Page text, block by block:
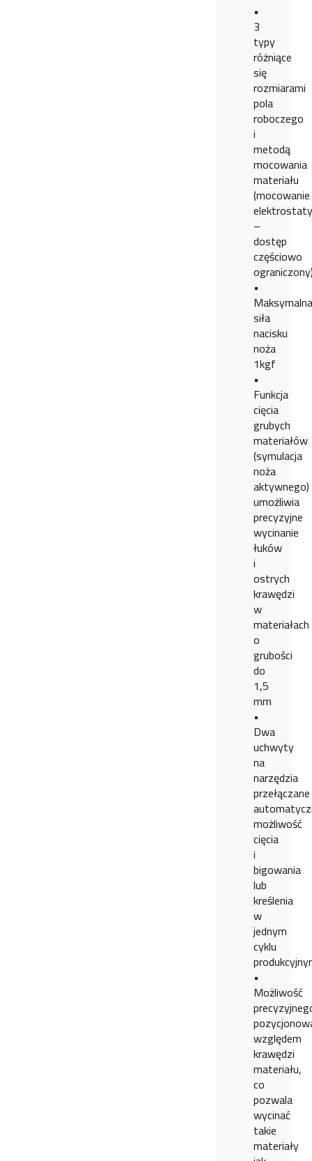
•
3
typy
różniące
się
rozmiarami
pola
roboczego
i
metodą
mocowania
materiału
(mocowanie
–
dostęp
częściowo
•
Maksymalna
siła
nacisku
noża
1kgf
•
Funkcja
cięcia
grubych
materiałów
(symulacja
noża
aktywnego)
umożliwia
precyzyjne
wycinanie
łuków
i
ostrych
krawędzi
w
materiałach
o
grubości
do
1,5
mm
•
Dwa
uchwyty
na
narzędzia
przełączane
możliwość
cięcia
i
bigowania
lub
kreślenia
w
jednym
cyklu
•
Możliwość
względem
krawędzi
materiału,
co
pozwala
wycinać
takie
materiały